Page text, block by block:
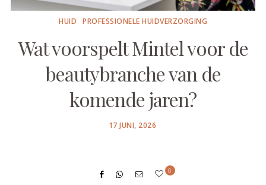
HUID PROFESSIONELE HUIDVERZORGING
Wat voorspelt Mintel voor de
beautybranche van de
komende jaren?
POSTED
17 JUNI, 2026
0